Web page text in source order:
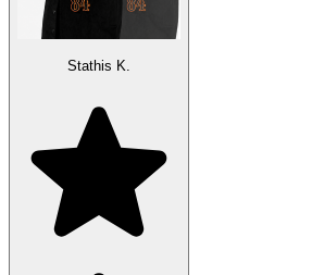
Stathis K.